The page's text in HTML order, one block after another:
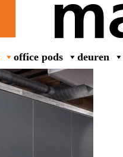
office pods deuren